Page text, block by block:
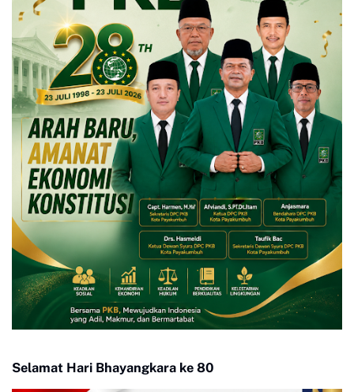
Selamat Hari Bhayangkara ke 80